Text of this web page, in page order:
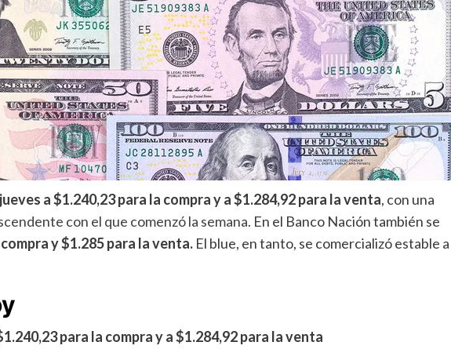
a $1.240,23 para la compra y a $1.284,92 para la venta, con una
con el que comenzó la semana. En el Banco Nación también se
y $1.285 para la venta. El blue, en tanto, se comercializó estable a
para la compra y a $1.284,92para la venta